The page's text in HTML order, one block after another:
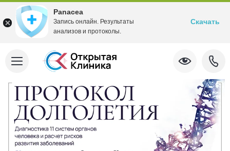
Panacea
Запись онлайн. Результаты
анализов и протоколы.
Скачать